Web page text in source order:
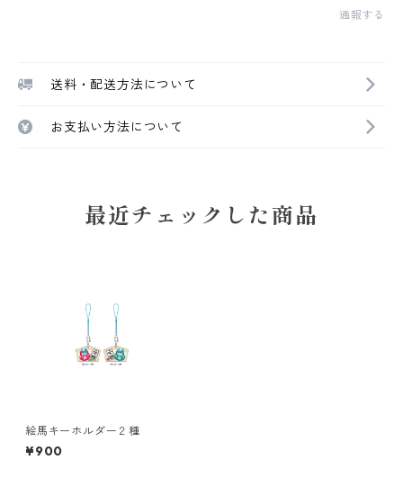
通報する
送料・配送方法について
お支払い方法について
最近チェックした商品
絵馬キーホルダー２種
¥900